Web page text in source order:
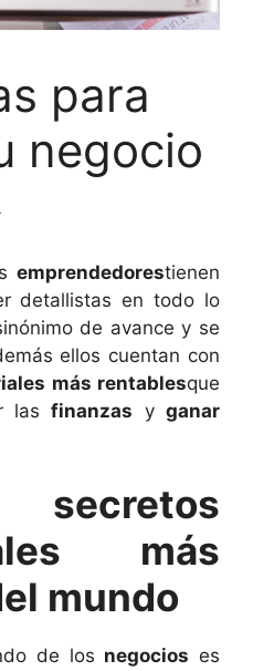
para
negocio
emprendedorestienen
detallistas en todo lo
de avance y se
ellos cuentan con
más rentablesque
lasfinanzas yganar
más
mundo
de los negocios es